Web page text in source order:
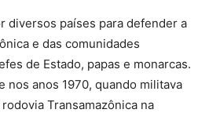
diversos países para defender a
e das comunidades
de Estado, papas e monarcas.
nos anos 1970, quando militava
Transamazônica na